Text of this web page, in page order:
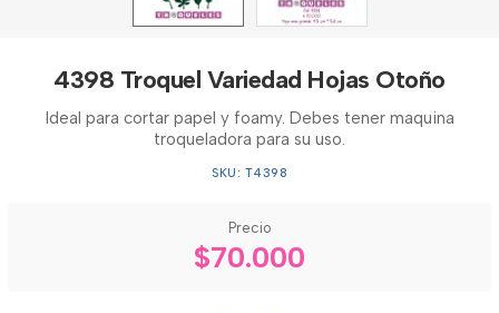
4398 Troquel Variedad Hojas Otoño
Ideal para cortar papel y foamy. Debes tener maquina
troqueladora para su uso.
SKU: T4398
Precio
$70.000